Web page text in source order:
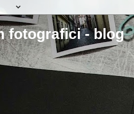
fotografici - blog